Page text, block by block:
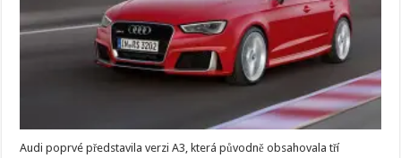
Audi poprvé představila verzi A3, která původně obsahovala tří